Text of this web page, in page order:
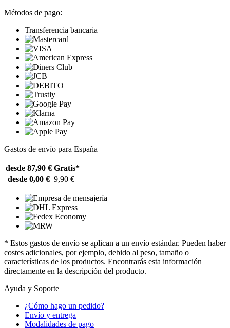
Métodos de pago:
Transferencia bancaria
Gastos de envío para España
desde 87,90 € Gratis*
desde 0,00 € 9,90 €
* Estos gastos de envío se aplican a un envío estándar. Pueden haber
costes adicionales, por ejemplo, debido al peso, tamaño o
características de los productos. Encontrarás esta información
directamente en la descripción del producto.
Ayuda y Soporte
¿Cómo hago un pedido?
Envío y entrega
Modalidades de pago